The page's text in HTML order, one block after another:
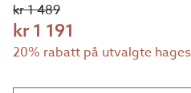
kr 1 489
kr 1 191
20% rabatt på utvalgte